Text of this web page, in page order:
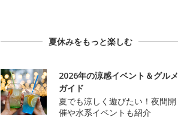
夏休みをもっと楽しむ
2026年の涼感イベント＆グルメ
ガイド
夏でも涼しく遊びたい！夜間開
催や水系イベントも紹介